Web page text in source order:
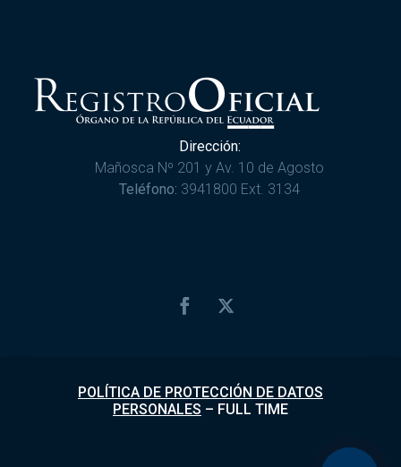
Dirección:
Mañosca Nº 201 y Av. 10 de Agosto
Teléfono: 3941800 Ext. 3134
POLÍTICA DE PROTECCIÓN DE DATOS
PERSONALES – FULL TIME